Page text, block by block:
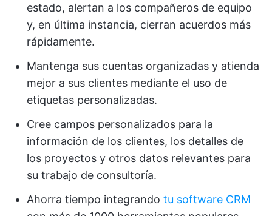
estado, alertan a los compañeros de equipo
y, en última instancia, cierran acuerdos más
rápidamente.
Mantenga sus cuentas organizadas y atienda
mejor a sus clientes mediante el uso de
etiquetas personalizadas.
Cree campos personalizados para la
información de los clientes, los detalles de
los proyectos y otros datos relevantes para
su trabajo de consultoría.
Ahorra tiempo integrando tu software CRM